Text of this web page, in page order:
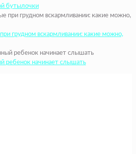
бутылочки
грудном вскармливании: какие можно,
ребенок начинает слышать